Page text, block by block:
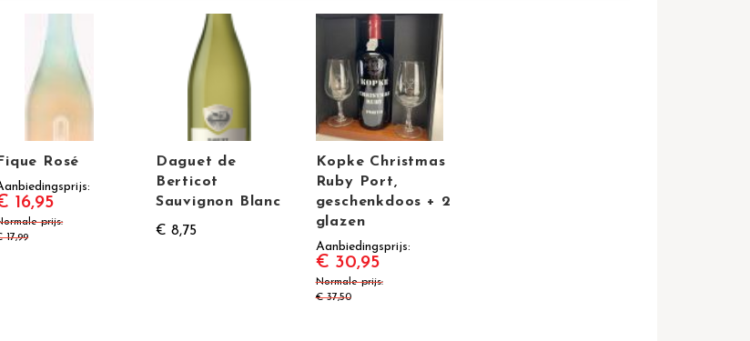
Fique Rosé
16,95
prijs
17,99
Daguet de
Berticot
Sauvignon Blanc
€ 8,75
Kopke Christmas
Ruby Port,
geschenkdoos + 2
glazen
Aanbiedingsprijs
€ 30,95
Normale prijs
€ 37,50